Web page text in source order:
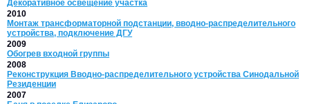
Декоративное освещение участка
2010
Монтаж трансформаторной подстанции, вводно-распределительного
устройства, подключение ДГУ
2009
Обогрев входной группы
2008
Реконструкция Вводно-распределительного устройства Синодальной
Резиденции
2007